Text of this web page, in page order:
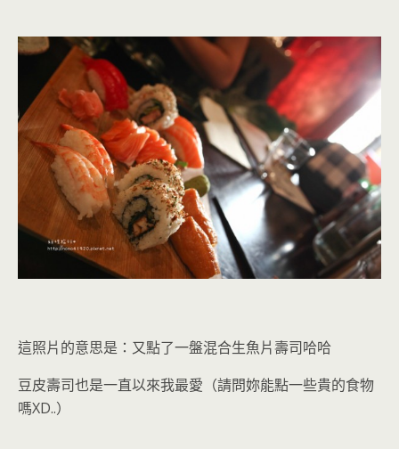
這照片的意思是：又點了一盤混合生魚片壽司哈哈
豆皮壽司也是一直以來我最愛（請問妳能點一些貴的食物
嗎XD..）